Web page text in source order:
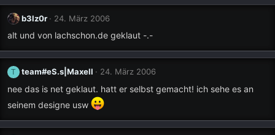
b3lz0r 24. März 2006
alt und von lachschon.de geklaut -.-
T team#eS.s|Maxell 24. März 2006
nee das is net geklaut. hatt er selbst gemacht! ich sehe es an
seinem designe usw